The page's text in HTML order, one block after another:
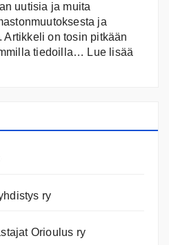
uutisia ja muita
ja
on tosin pitkään
tiedoilla… Lue lisää
ry
Orioulus ry